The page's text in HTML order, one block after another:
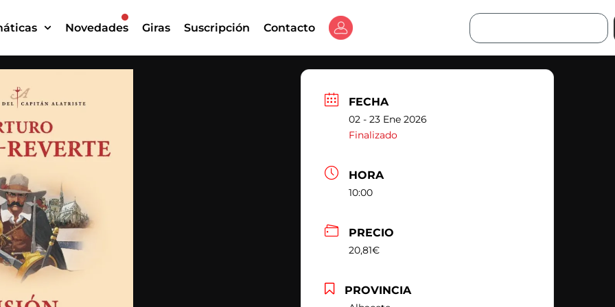
Novedades Giras Suscripción Contacto
Buscar
FECHA
02 - 23 Ene 2026
Finalizado
HORA
10:00
PRECIO
20,81€
PROVINCIA